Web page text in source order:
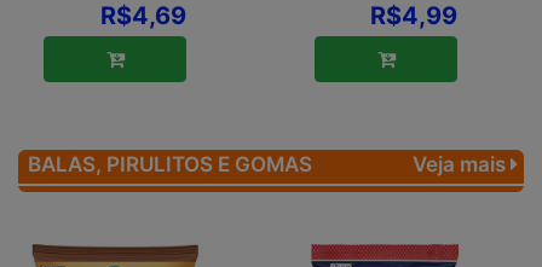
R$4,69 R$4,99
BALAS, PIRULITOS E GOMAS Veja mais